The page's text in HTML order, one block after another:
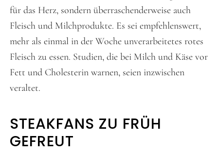
für das Herz, sondern überraschenderweise auch
Fleisch und Milchprodukte. Es sei empfehlenswert,
mehr als einmal in der Woche unverarbeitetes rotes
Fleisch zu essen. Studien, die bei Milch und Käse vor
Fett und Cholesterin warnen, seien inzwischen
veraltet.
STEAKFANS ZU FRÜH
GEFREUT